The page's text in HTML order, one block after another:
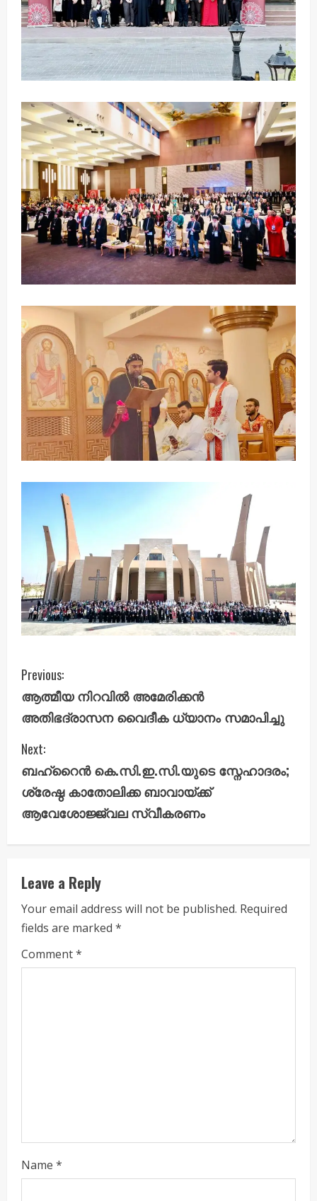
C
o
n
t
i
n
u
e
R
e
a
Previous:
ആത്മീയ നിറവിൽ അമേരിക്കൻ
അതിഭദ്രാസന വൈദീക ധ്യാനം സമാപിച്ചു
Next:
ബഹ്റൈൻ കെ.സി.ഇ.സി.യുടെ സ്നേഹാദരം;
ശ്രേഷ്ഠ കാതോലിക്ക ബാവായ്ക്ക്
ആവേശോജ്ജ്വല സ്വീകരണം
Leave a Reply
Your email address will not be published. Required
fields are marked *
Comment*
Name *